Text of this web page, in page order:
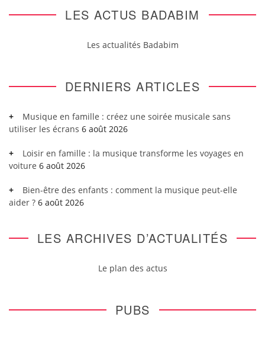
LES ACTUS BADABIM
Les actualités Badabim
DERNIERS ARTICLES
Musique en famille : créez une soirée musicale sans
utiliser les écrans 6 août 2026
Loisir en famille : la musique transforme les voyages en
voiture 6 août 2026
Bien-être des enfants : comment la musique peut-elle
aider ? 6 août 2026
LES ARCHIVES D’ACTUALITÉS
Le plan des actus
PUBS